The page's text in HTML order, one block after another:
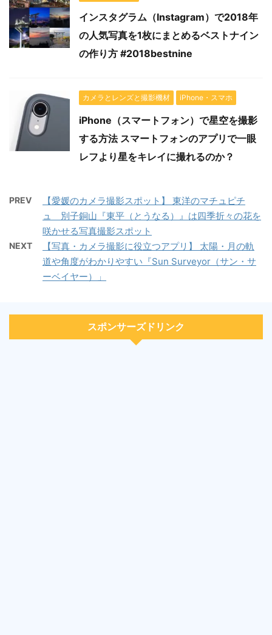
インスタグラム（Instagram）で2018年
の人気写真を1枚にまとめるベストナイン
の作り方 #2018bestnine
カメラとレンズと撮影機材 iPhone・スマホ
iPhone（スマートフォン）で星空を撮影
する方法 スマートフォンのアプリで一眼
レフより星をキレイに撮れるのか？
PREV
【愛媛のカメラ撮影スポット】 東洋のマチュピチ
ュ 別子銅山『東平（とうなる）』は四季折々の花を
咲かせる写真撮影スポット
NEXT
【写真・カメラ撮影に役立つアプリ】 太陽・月の軌
道や角度がわかりやすい『Sun Surveyor（サン・サ
ーベイヤー）」
スポンサーズドリンク